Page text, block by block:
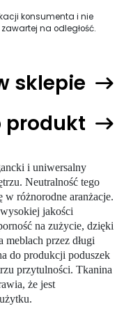
konsumenta i nie
na odległość.
sklepie
produkt
i uniwersalny
Neutralność tego
w różnorodne aranżacje.
jakości
na zużycie, dzięki
meblach przez długi
do produkcji poduszek
przytulności. Tkanina
że jest